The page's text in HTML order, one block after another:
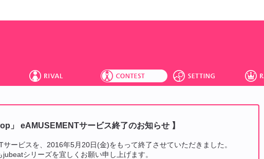
」 eAMUSEMENTサービス終了のお知らせ 】
サービスを、2016年5月20日(金)をもって終了させていただきました。
jubeatシリーズを宜しくお願い申し上げます。